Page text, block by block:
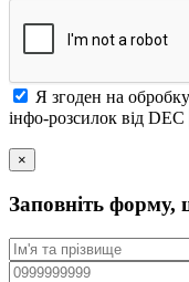
Я згоден на
інфо-розсилок від DEC
×
Заповніть форму,